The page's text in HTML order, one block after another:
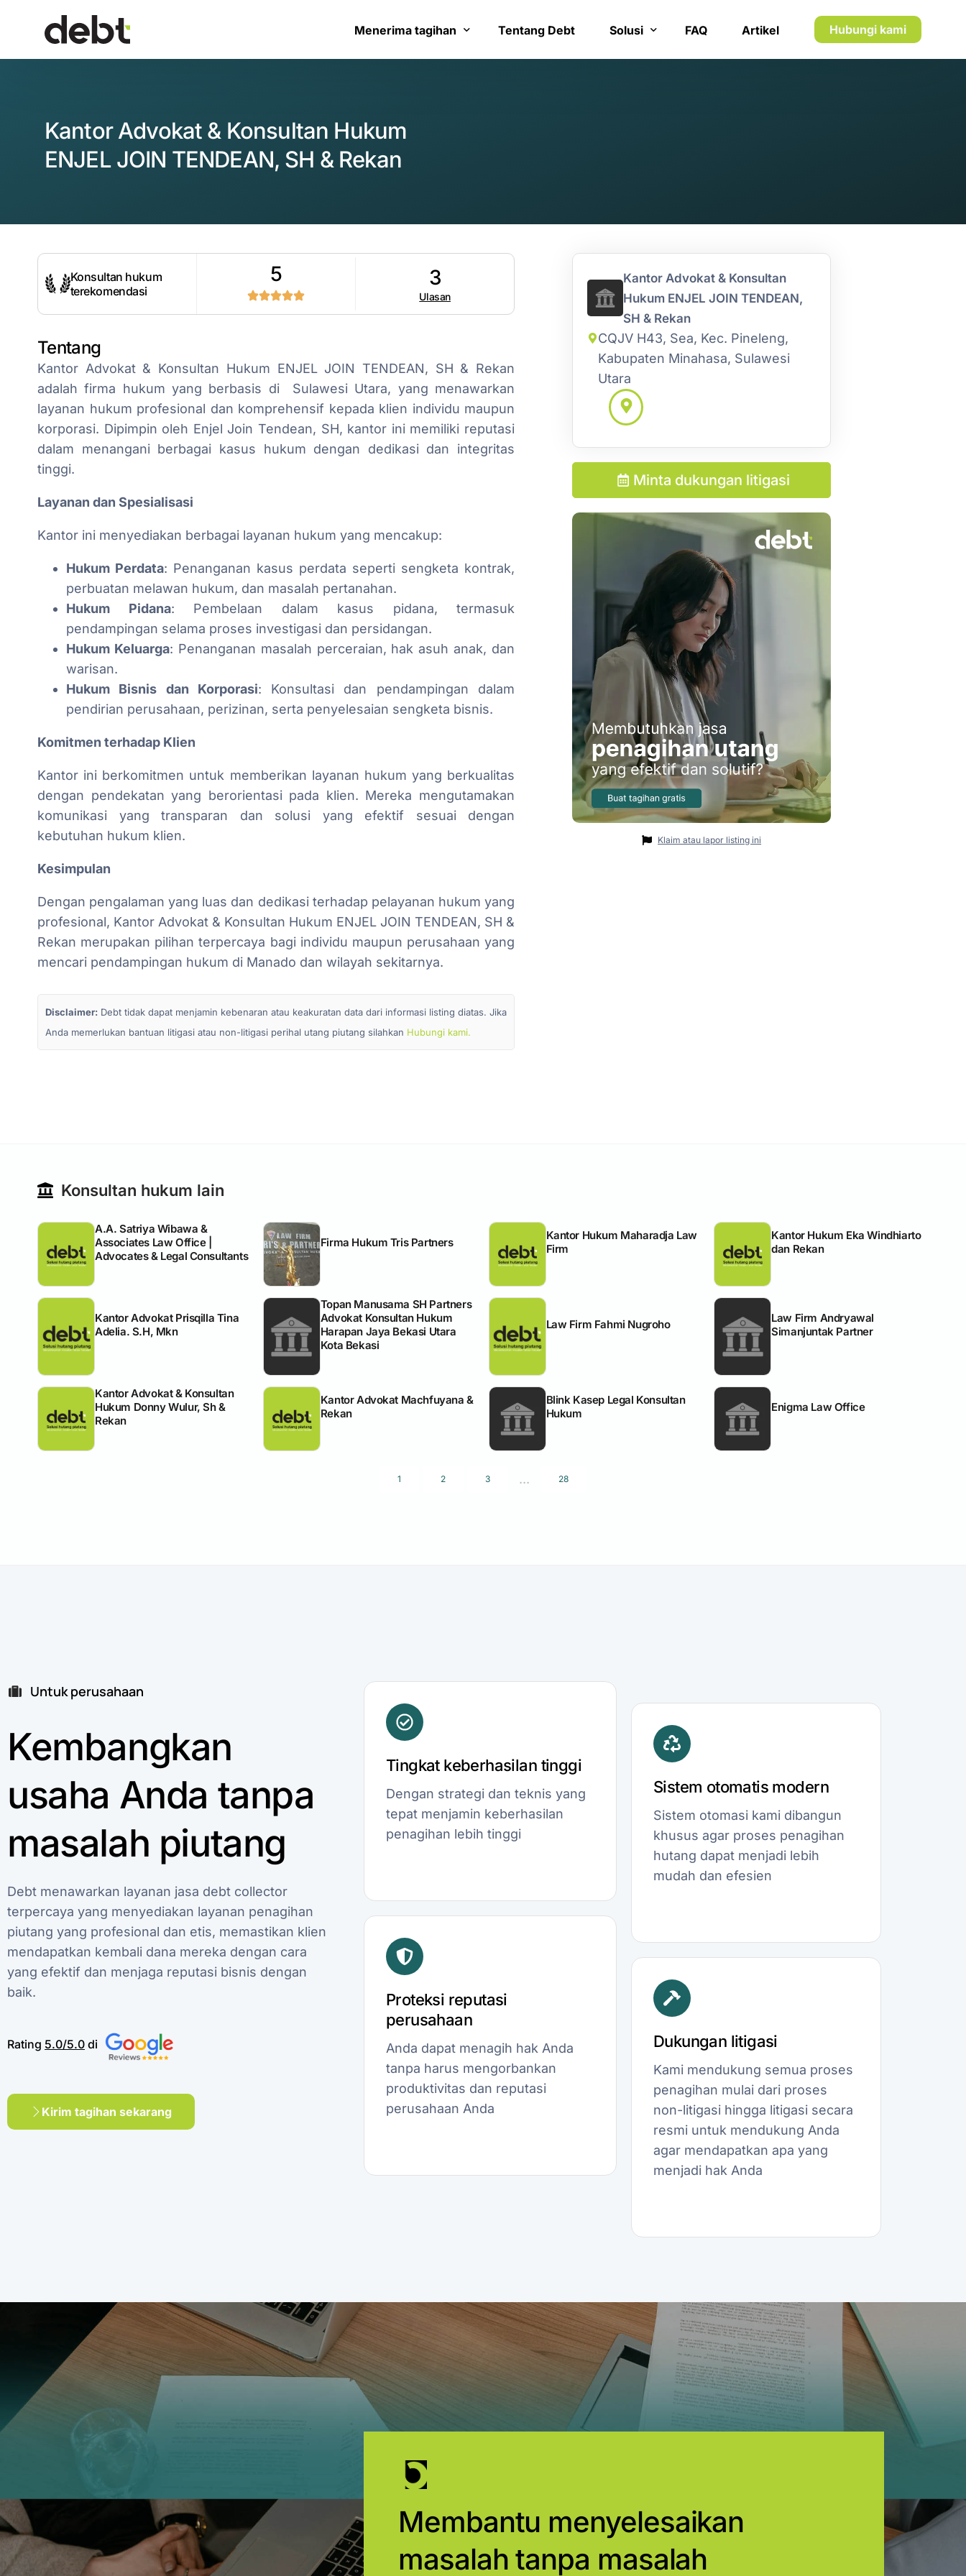
Menerima tagihan
Konfirmasi pembayaran
Tentang Debt Solusi FAQ Artikel Hubungi kami
Kantor Advokat & Konsultan Hukum
ENJEL JOIN TENDEAN, SH & Rekan
Konsultan hukum
terekomendasi
5 3
Ulasan
Tentang
Kantor Advokat & Konsultan Hukum ENJEL JOIN TENDEAN, SH & Rekan
adalah firma hukum yang berbasis di Sulawesi Utara, yang menawarkan
layanan hukum profesional dan komprehensif kepada klien individu maupun
korporasi. Dipimpin oleh Enjel Join Tendean, SH, kantor ini memiliki reputasi
dalam menangani berbagai kasus hukum dengan dedikasi dan integritas
tinggi.
Layanan dan Spesialisasi
Kantor ini menyediakan berbagai layanan hukum yang mencakup:
Hukum Perdata: Penanganan kasus perdata seperti sengketa kontrak,
perbuatan melawan hukum, dan masalah pertanahan.
Hukum Pidana: Pembelaan dalam kasus pidana, termasuk
pendampingan selama proses investigasi dan persidangan.
Hukum Keluarga: Penanganan masalah perceraian, hak asuh anak, dan
warisan.
Hukum Bisnis dan Korporasi: Konsultasi dan pendampingan dalam
pendirian perusahaan, perizinan, serta penyelesaian sengketa bisnis.
Komitmen terhadap Klien
Kantor ini berkomitmen untuk memberikan layanan hukum yang berkualitas
dengan pendekatan yang berorientasi pada klien. Mereka mengutamakan
komunikasi yang transparan dan solusi yang efektif sesuai dengan
kebutuhan hukum klien.
Kesimpulan
Dengan pengalaman yang luas dan dedikasi terhadap pelayanan hukum yang
profesional, Kantor Advokat & Konsultan Hukum ENJEL JOIN TENDEAN, SH &
Rekan merupakan pilihan terpercaya bagi individu maupun perusahaan yang
mencari pendampingan hukum di Manado dan wilayah sekitarnya.
Disclaimer: Debt tidak dapat menjamin kebenaran atau keakuratan data dari informasi listing diatas. Jika
Anda memerlukan bantuan litigasi atau non-litigasi perihal utang piutang silahkan Hubungi kami.
Kantor Advokat & Konsultan
Hukum ENJEL JOIN TENDEAN,
SH & Rekan
CQJV H43, Sea, Kec. Pineleng,
Kabupaten Minahasa, Sulawesi
Utara
Minta dukungan litigasi
Klaim atau lapor listing ini
Konsultan hukum lain
A.A. Satriya Wibawa &
Associates Law Office |
Advocates & Legal Consultants
Firma Hukum Tris Partners
Kantor Hukum Maharadja Law
Firm
Kantor Hukum Eka Windhiarto
dan Rekan
Kantor Advokat Prisqilla Tina
Adelia. S.H, Mkn
Topan Manusama SH Partners
Advokat Konsultan Hukum
Harapan Jaya Bekasi Utara
Kota Bekasi
Law Firm Fahmi Nugroho
Law Firm Andryawal
Simanjuntak Partner
Kantor Advokat & Konsultan
Hukum Donny Wulur, Sh &
Rekan
Kantor Advokat Machfuyana &
Rekan
Blink Kasep Legal Konsultan
Hukum
Enigma Law Office
1 2 3 ... 28
Untuk perusahaan
Kembangkan
usaha Anda tanpa
masalah piutang
Debt menawarkan layanan jasa debt collector
terpercaya yang menyediakan layanan penagihan
piutang yang profesional dan etis, memastikan klien
mendapatkan kembali dana mereka dengan cara
yang efektif dan menjaga reputasi bisnis dengan
baik.
Rating 5.0/5.0 di
Kirim tagihan sekarang
Tingkat keberhasilan tinggi
Dengan strategi dan teknis yang
tepat menjamin keberhasilan
penagihan lebih tinggi
Proteksi reputasi
perusahaan
Anda dapat menagih hak Anda
tanpa harus mengorbankan
produktivitas dan reputasi
perusahaan Anda
Sistem otomatis modern
Sistem otomasi kami dibangun
khusus agar proses penagihan
hutang dapat menjadi lebih
mudah dan efesien
Dukungan litigasi
Kami mendukung semua proses
penagihan mulai dari proses
non-litigasi hingga litigasi secara
resmi untuk mendukung Anda
agar mendapatkan apa yang
menjadi hak Anda
Membantu menyelesaikan
masalah tanpa masalah